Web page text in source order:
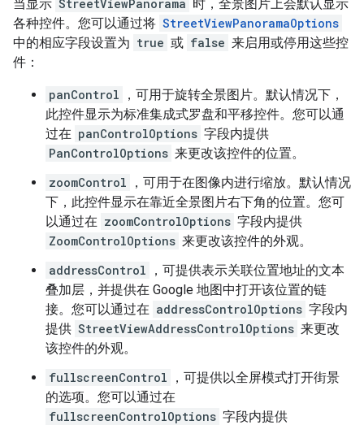
当显示 StreetViewPanorama 时，全景图片上会默认显示
各种控件。您可以通过将 StreetViewPanoramaOptions
中的相应字段设置为 true 或 false 来启用或停用这些控
件：
panControl
，可用于旋转全景图片。默认情况下，
此控件显示为标准集成式罗盘和平移控件。您可以通
过在 panControlOptions 字段内提供
PanControlOptions 来更改该控件的位置。
zoomControl
，可用于在图像内进行缩放。默认情况
下，此控件显示在靠近全景图片右下角的位置。您可
以通过在 zoomControlOptions 字段内提供
ZoomControlOptions 来更改该控件的外观。
addressControl
，可提供表示关联位置地址的文本
叠加层，并提供在 Google 地图中打开该位置的链
接。您可以通过在 addressControlOptions 字段内
提供 StreetViewAddressControlOptions 来更改
该控件的外观。
fullscreenControl
，可提供以全屏模式打开街景
的选项。您可以通过在
fullscreenControlOptions 字段内提供